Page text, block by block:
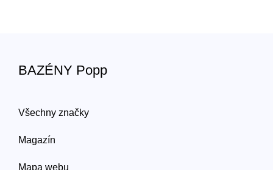
BAZÉNY Popp
Všechny značky
Magazín
Mapa webu